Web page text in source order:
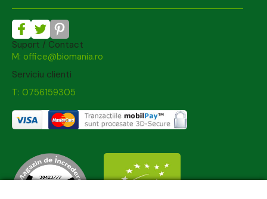
Suport / Contact
M: office@biomania.ro
Serviciu clienti
T: 0756159305